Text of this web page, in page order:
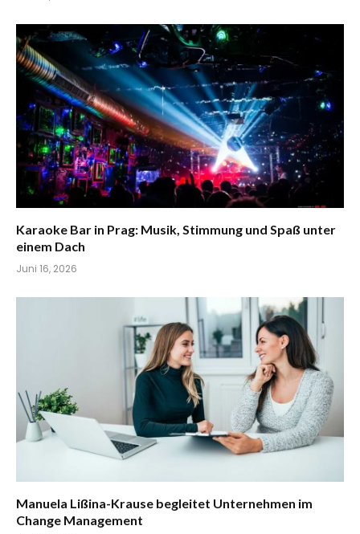
Karaoke Bar in Prag: Musik, Stimmung und Spaß unter
einem Dach
Juni 16, 2026
Manuela Lißina-Krause begleitet Unternehmen im
Change Management